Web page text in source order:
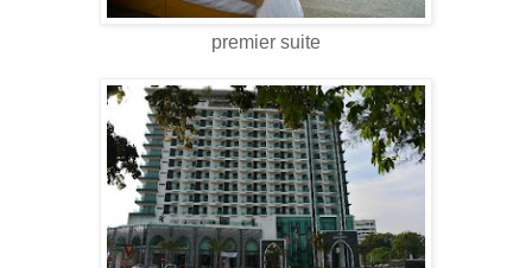
premier suite